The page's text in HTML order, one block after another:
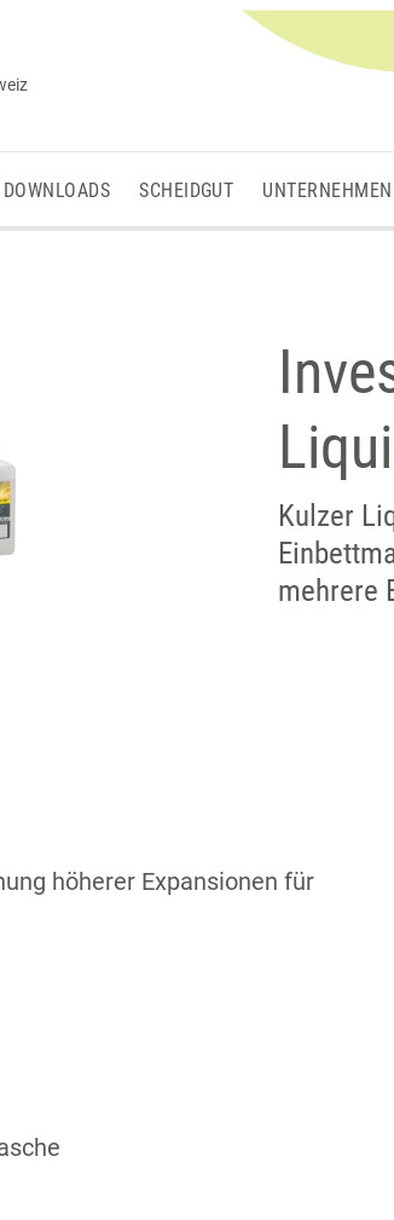
DOWNLOADS SCHEIDGUT UNTERNEHMEN
Kulzer
mehrere
höherer Expansionen für